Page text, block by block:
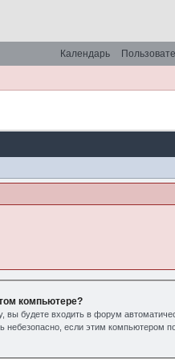
Календарь
компьютере?
вы будете входить в форум
небезопасно, если этим компьютером